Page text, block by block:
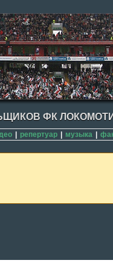
ФК
репертуар музыка